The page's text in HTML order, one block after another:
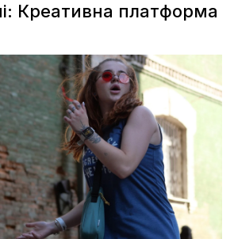
матеріалів
Креативна платформа